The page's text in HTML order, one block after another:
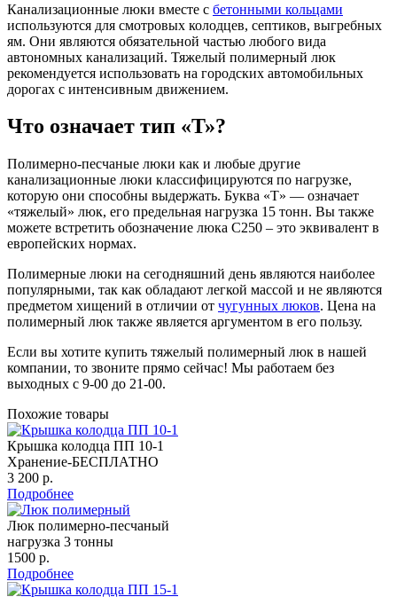
Канализационные люки вместе с бетонными кольцами
используются для смотровых колодцев, септиков, выгребных
ям. Они являются обязательной частью любого вида
автономных канализаций. Тяжелый полимерный люк
рекомендуется использовать на городских автомобильных
дорогах с интенсивным движением.
Что означает тип «Т»?
Полимерно-песчаные люки как и любые другие
канализационные люки классифицируются по нагрузке,
которую они способны выдержать. Буква «Т» — означает
«тяжелый» люк, его предельная нагрузка 15 тонн. Вы также
можете встретить обозначение люка С250 – это эквивалент в
европейских нормах.
Полимерные люки на сегодняшний день являются наиболее
популярными, так как обладают легкой массой и не являются
предметом хищений в отличии от чугунных люков. Цена на
полимерный люк также является аргументом в его пользу.
Если вы хотите купить тяжелый полимерный люк в нашей
компании, то звоните прямо сейчас! Мы работаем без
выходных с 9-00 до 21-00.
Похожие товары
Крышка колодца ПП 10-1
Хранение-БЕСПЛАТНО
3 200 р.
Подробнее
Люк полимерно-песчаный
нагрузка 3 тонны
1500 р.
Подробнее